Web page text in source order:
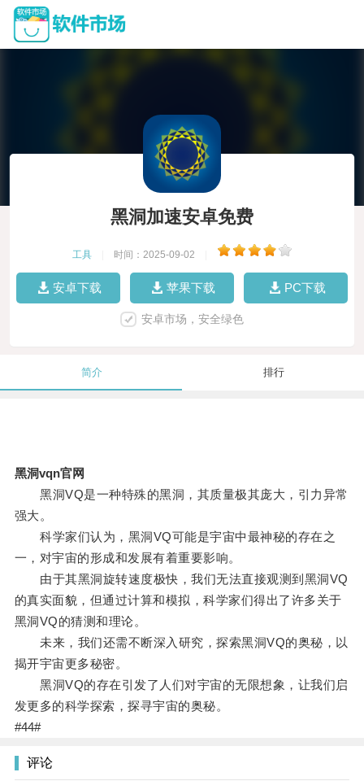
黑洞加速安卓免费
工具 时间：2025-09-02
安卓下载 苹果下载 PC下载
安卓市场，安全绿色
简介 排行
黑洞vqn官网
黑洞VQ是一种特殊的黑洞，其质量极其庞大，引力异常
强大。
科学家们认为，黑洞VQ可能是宇宙中最神秘的存在之
一，对宇宙的形成和发展有着重要影响。
由于其黑洞旋转速度极快，我们无法直接观测到黑洞VQ
的真实面貌，但通过计算和模拟，科学家们得出了许多关于
黑洞VQ的猜测和理论。
未来，我们还需不断深入研究，探索黑洞VQ的奥秘，以
揭开宇宙更多秘密。
黑洞VQ的存在引发了人们对宇宙的无限想象，让我们启
发更多的科学探索，探寻宇宙的奥秘。
#44#
评论